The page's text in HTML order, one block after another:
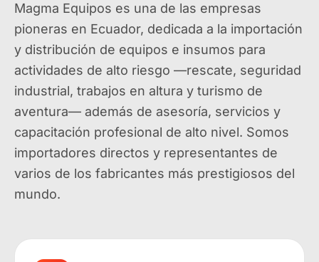
Magma Equipos es una de las empresas
pioneras en Ecuador, dedicada a la importación
y distribución de equipos e insumos para
actividades de alto riesgo —rescate, seguridad
industrial, trabajos en altura y turismo de
aventura— además de asesoría, servicios y
capacitación profesional de alto nivel. Somos
importadores directos y representantes de
varios de los fabricantes más prestigiosos del
mundo.